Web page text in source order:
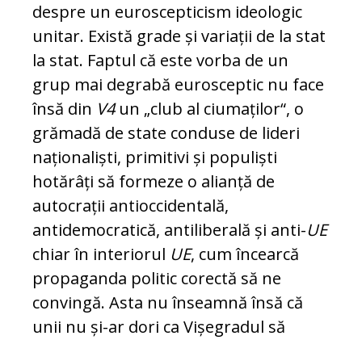
despre un euroscepticism ide­o­logic
uni­tar. Există grade și variații de la stat
la stat. Faptul că este vorba de un
grup mai degrabă eurosceptic nu face
însă din V4un „club al ciu­maților“, o
grămadă de state con­du­se de li­deri
naționaliști, primitivi și populiști
hotărâți să formeze o alianță de
autocrații an­ti­oc­ci­den­tală,
antidemocratică, antiliberală și anti-UE
chiar în interiorul UE, cum încearcă
pro­pa­gan­da politic corectă să ne
convingă. As­ta nu în­seamnă însă că
unii nu și-ar dori ca Vișe­gra­dul să